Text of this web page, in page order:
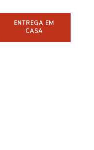
ENTREGA EM
CASA